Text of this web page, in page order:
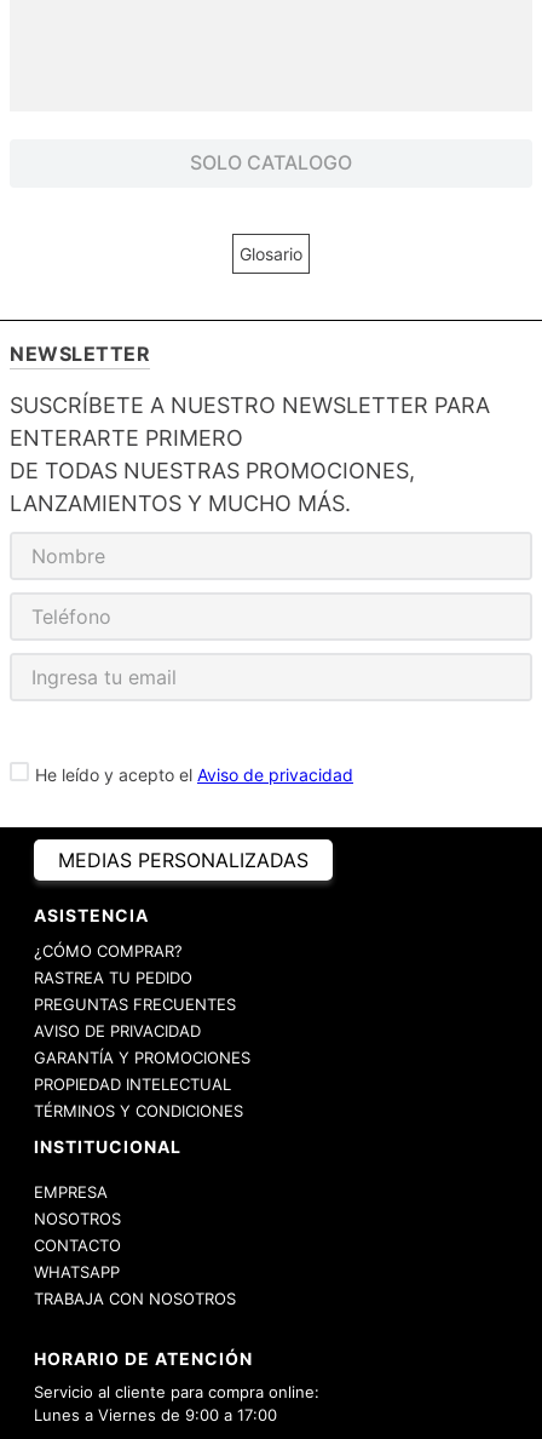
SOLO CATALOGO
Glosario
NEWSLETTER
SUSCRÍBETE A NUESTRO NEWSLETTER PARA
ENTERARTE PRIMERO
DE TODAS NUESTRAS PROMOCIONES,
LANZAMIENTOS Y MUCHO MÁS.
He leído y acepto el Aviso de privacidad
MEDIAS PERSONALIZADAS
ASISTENCIA
¿CÓMO COMPRAR?
RASTREA TU PEDIDO
PREGUNTAS FRECUENTES
AVISO DE PRIVACIDAD
GARANTÍA Y PROMOCIONES
PROPIEDAD INTELECTUAL
TÉRMINOS Y CONDICIONES
INSTITUCIONAL
EMPRESA
NOSOTROS
CONTACTO
WHATSAPP
TRABAJA CON NOSOTROS
HORARIO DE ATENCIÓN
Servicio al cliente para compra online:
Lunes a Viernes de 9:00 a 17:00